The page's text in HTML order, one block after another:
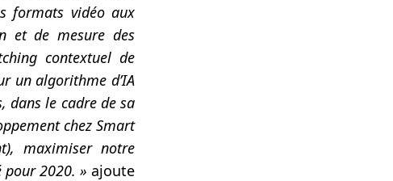
formats vidéo aux
et de mesure des
contextuel de
un algorithme d’IA
dans le cadre de sa
chez Smart
maximiser notre
2020. » ajoute